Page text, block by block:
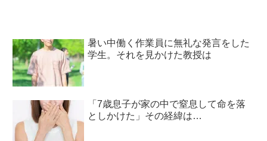
暑い中働く作業員に無礼な発言をした
学生。それを見かけた教授は
「7歳息子が家の中で窒息して命を落
としかけた」その経緯は…